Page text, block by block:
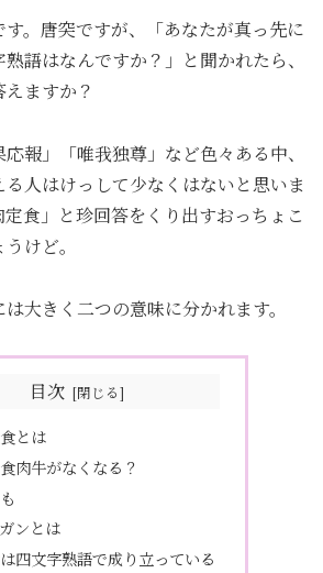
す。唐突ですが、「あなたが真っ先に
語はなんですか？」と聞かれたら、
ますか？
応報」「唯我独尊」など色々ある中、
る人はけっして少なくはないと思いま
食」と珍回答をくり出すおっちょこ
けど。
大きく二つの意味に分かれます。
目次
とは
肉牛がなくなる？
ンとは
四文字熟語で成り立っている